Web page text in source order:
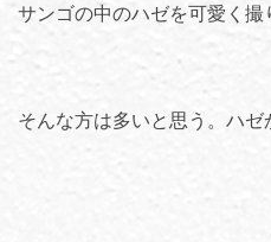
サンゴの中のハゼを可愛く
そんな方は多いと思う。ハゼ